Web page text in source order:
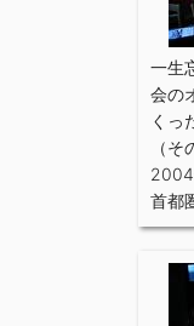
一生
会の
くっ
（そ
首都